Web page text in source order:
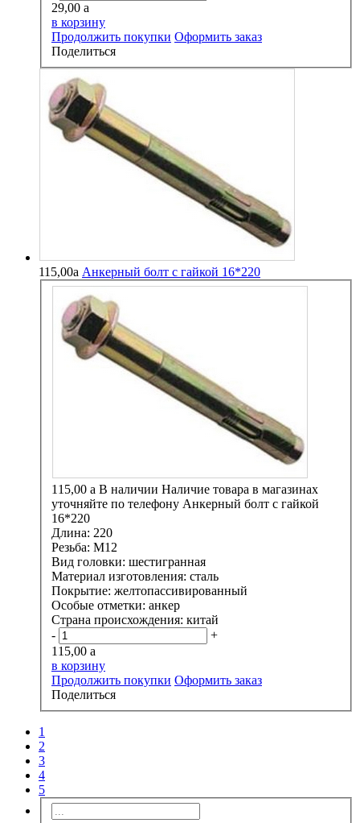
29,00 a
в корзину
Продолжить покупки Оформить заказ
Поделиться
115,00a Анкерный болт с гайкой 16*220
115,00 a В наличии Наличие товара в магазинах
уточняйте по телефону Анкерный болт с гайкой
16*220
Длина: 220
Резьба: М12
Вид головки: шестигранная
Материал изготовления: сталь
Покрытие: желтопассивированный
Особые отметки: анкер
Страна происхождения: китай
-
+
115,00 a
в корзину
Продолжить покупки Оформить заказ
Поделиться
1
2
3
4
5